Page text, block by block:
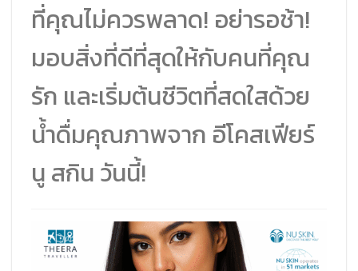
ที่คุณไม่ควรพลาด! อย่ารอช้า!
มอบสิ่งที่ดีที่สุดให้กับคนที่คุณ
รัก และเริ่มต้นชีวิตที่สดใสด้วย
น้ำดื่มคุณภาพจาก อีโคสเฟียร์
นู สกิน วันนี้!